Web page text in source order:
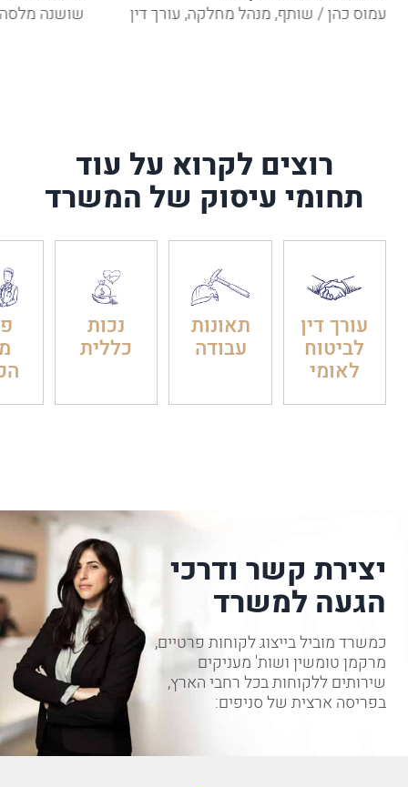
עמוס כהן / שותף, מנהל מחלקה, עורך דין
שושנה
רוצים לקרוא על עוד
תחומי עיסוק של המשרד
עורך דין
לביטוח
לאומי
תאונות
עבודה
נכות
כללית
יצירת קשר ודרכי
הגעה למשרד
כמשרד מוביל בייצוג לקוחות פרטיים,
מרקמן טומשין ושות' מעניקים
שירותים ללקוחות בכל רחבי הארץ,
בפריסה ארצית של סניפים: